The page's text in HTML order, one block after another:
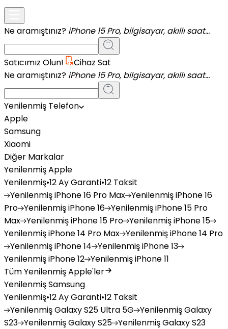
Ne aramıştınız? iPhone 15 Pro, bilgisayar, akıllı saat...
Satıcımız Olun!
Cihaz Sat
Ne aramıştınız? iPhone 15 Pro, bilgisayar, akıllı saat...
Yenilenmiş Telefon
Apple
Samsung
Xiaomi
Diğer Markalar
Yenilenmiş Apple
Yenilenmiş•12 Ay Garanti•12 Taksit
YenilenmişiPhone 16 Pro Max YenilenmişiPhone 16
Pro YenilenmişiPhone 16 YenilenmişiPhone 15 Pro
Max YenilenmişiPhone 15 Pro YenilenmişiPhone 15
YenilenmişiPhone 14 Pro Max YenilenmişiPhone 14 Pro
YenilenmişiPhone 14 YenilenmişiPhone 13
YenilenmişiPhone 12 YenilenmişiPhone 11
Tüm Yenilenmiş Apple'ler
Yenilenmiş Samsung
Yenilenmiş•12 Ay Garanti•12 Taksit
YenilenmişGalaxy S25 Ultra 5G YenilenmişGalaxy
S23 YenilenmişGalaxy S25 YenilenmişGalaxy S23